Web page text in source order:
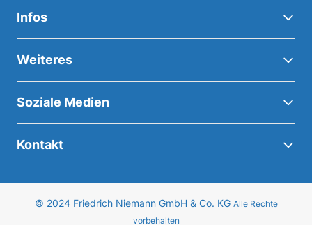
Infos
Weiteres
Soziale Medien
Kontakt
© 2024 Friedrich Niemann GmbH & Co. KG Alle Rechte
vorbehalten